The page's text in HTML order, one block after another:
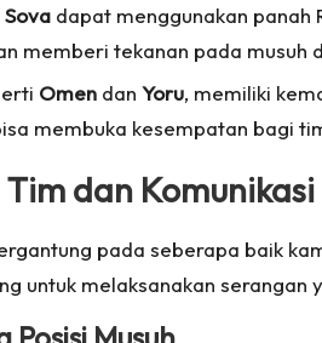
Sova dapat menggunakan panah
memberi tekanan pada musuh
Omen dan Yoru, memiliki
membuka kesempatan bagi
dan
pada seberapa baik
untuk melaksanakan serangan